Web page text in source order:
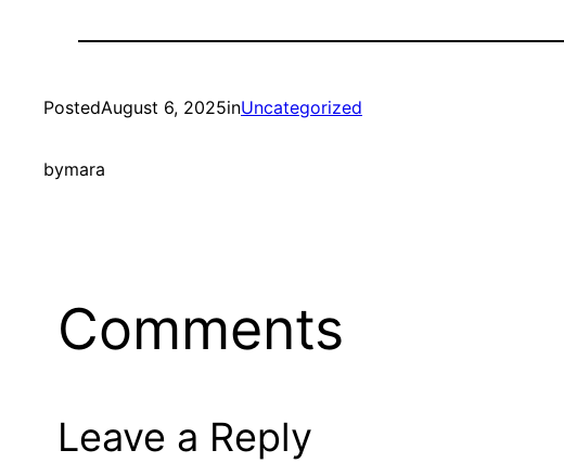
PostedAugust 6, 2025inUncategorized
bymara
Comments
Leave a Reply